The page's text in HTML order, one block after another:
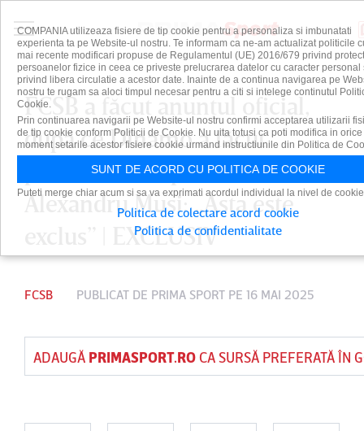
FCSB a făcut anunţul oficial,
după ce Dinamo a făcut
publică oferta pentru
Alexandru Musi: „Asta este
exclus” | EXCLUSIV
FCSB PUBLICAT DE PRIMA SPORT PE 16 MAI 2025
ADAUGĂ PRIMASPORT.ROCA SURSĂ PREFERATĂ ÎN
COMPANIA utilizeaza fisiere de tip cookie pentru a personaliza si imbunatati
experienta ta pe Website-ul nostru. Te informam ca ne-am actualizat politicile
mai recente modificari propuse de Regulamentul (UE) 2016/679 privind
persoanelor fizice in ceea ce priveste prelucrarea datelor cu caracter personal
privind libera circulatie a acestor date. Inainte de a continua navigarea pe
nostru te rugam sa aloci timpul necesar pentru a citi si intelege continutul
Cookie.
Prin continuarea navigarii pe Website-ul nostru confirmi acceptarea utilizarii
de tip cookie conform Politicii de Cookie. Nu uita totusi ca poti modifica in orice
moment setarile acestor fisiere cookie urmand instructiunile din Politica de
SUNT DE ACORD CU POLITICA DE COOKIE
Puteti merge chiar acum si sa va exprimati acordul individual la nivel de
Politica de colectare acord cookie
Politica de confidentialitate